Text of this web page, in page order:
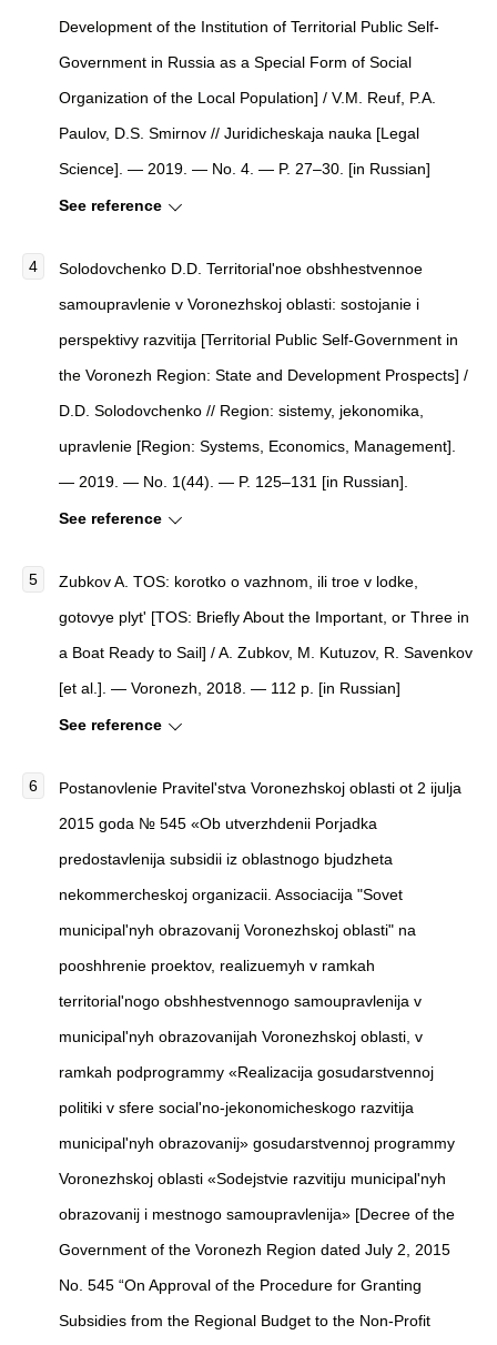
Development of the Institution of Territorial Public Self-
Government in Russia as a Special Form of Social
Organization of the Local Population] / V.M. Reuf, P.A.
Paulov, D.S. Smirnov // Juridicheskaja nauka [Legal
Science]. — 2019. — No. 4. — P. 27–30. [in Russian]
See reference
Solodovchenko D.D. Territorial'noe obshhestvennoe
samoupravlenie v Voronezhskoj oblasti: sostojanie i
perspektivy razvitija [Territorial Public Self-Government in
the Voronezh Region: State and Development Prospects] /
D.D. Solodovchenko // Region: sistemy, jekonomika,
upravlenie [Region: Systems, Economics, Management].
— 2019. — No. 1(44). — P. 125–131 [in Russian].
See reference
Zubkov A. TOS: korotko o vazhnom, ili troe v lodke,
gotovye plyt' [TOS: Briefly About the Important, or Three in
a Boat Ready to Sail] / A. Zubkov, M. Kutuzov, R. Savenkov
[et al.]. — Voronezh, 2018. — 112 p. [in Russian]
See reference
Postanovlenie Pravitel'stva Voronezhskoj oblasti ot 2 ijulja
2015 goda № 545 «Ob utverzhdenii Porjadka
predostavlenija subsidii iz oblastnogo bjudzheta
nekommercheskoj organizacii. Associacija "Sovet
municipal'nyh obrazovanij Voronezhskoj oblasti" na
pooshhrenie proektov, realizuemyh v ramkah
territorial'nogo obshhestvennogo samoupravlenija v
municipal'nyh obrazovanijah Voronezhskoj oblasti, v
ramkah podprogrammy «Realizacija gosudarstvennoj
politiki v sfere social'no-jekonomicheskogo razvitija
municipal'nyh obrazovanij» gosudarstvennoj programmy
Voronezhskoj oblasti «Sodejstvie razvitiju municipal'nyh
obrazovanij i mestnogo samoupravlenija» [Decree of the
Government of the Voronezh Region dated July 2, 2015
No. 545 “On Approval of the Procedure for Granting
Subsidies from the Regional Budget to the Non-Profit